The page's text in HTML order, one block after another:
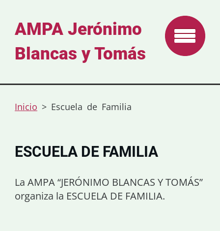
AMPA Jerónimo
Blancas y Tomás
Inicio > Escuela de Familia
ESCUELA DE FAMILIA
La AMPA “JERÓNIMO BLANCAS Y TOMÁS”
organiza la ESCUELA DE FAMILIA.